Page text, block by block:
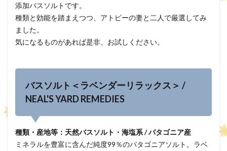
添加バスソルトです。
種類と効能を踏まえつつ、アトピーの妻と二人で厳選してみ
ました。
気になるものがあれば是非、お試しください。
バスソルト＜ラベンダーリラックス＞ /
NEAL'S YARD REMEDIES
種類・産地等：天然バスソルト・海塩系 / パタゴニア産
ミネラルを豊富に含んだ純度99％のパタゴニアソルト。ラベ